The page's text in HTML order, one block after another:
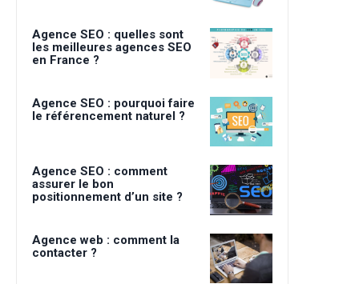
Agence SEO : quelles sont
les meilleures agences SEO
en France ?
Agence SEO : pourquoi faire
le référencement naturel ?
Agence SEO : comment
assurer le bon
positionnement d’un site ?
Agence web : comment la
contacter ?